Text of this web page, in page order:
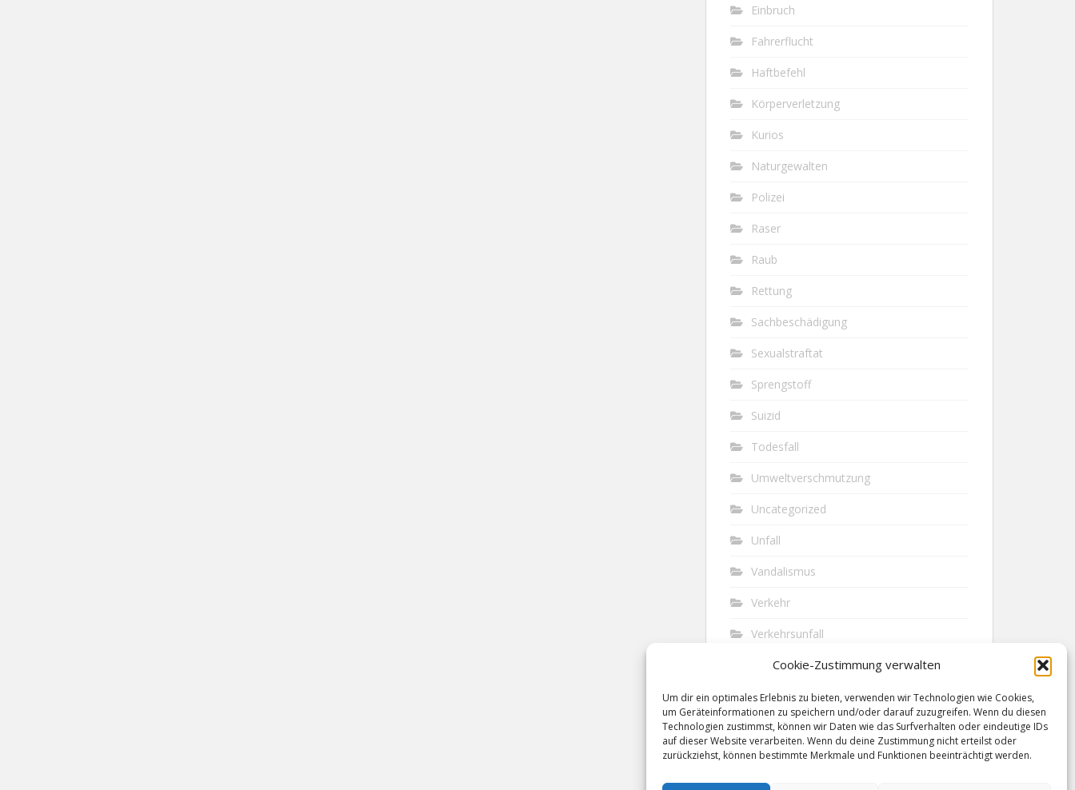
Cookie-Zustimmung verwalten
Um dir ein optimales Erlebnis zu bieten, verwenden wir Technologien wie Cookies,
um Geräteinformationen zu speichern und/oder darauf zuzugreifen. Wenn du diesen
Technologien zustimmst, können wir Daten wie das Surfverhalten oder eindeutige IDs
auf dieser Website verarbeiten. Wenn du deine Zustimmung nicht erteilst oder
zurückziehst, können bestimmte Merkmale und Funktionen beeinträchtigt werden.
Einbruch
Fahrerflucht
Haftbefehl
Körperverletzung
Kurios
Naturgewalten
Polizei
Raser
Raub
Rettung
Sachbeschädigung
Sexualstraftat
Sprengstoff
Suizid
Todesfall
Umweltverschmutzung
Uncategorized
Unfall
Vandalismus
Verkehr
Verkehrsunfall
Vermisst
Waffen
Wilderei